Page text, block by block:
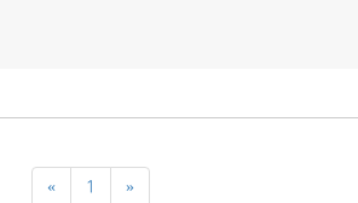
« 1 »